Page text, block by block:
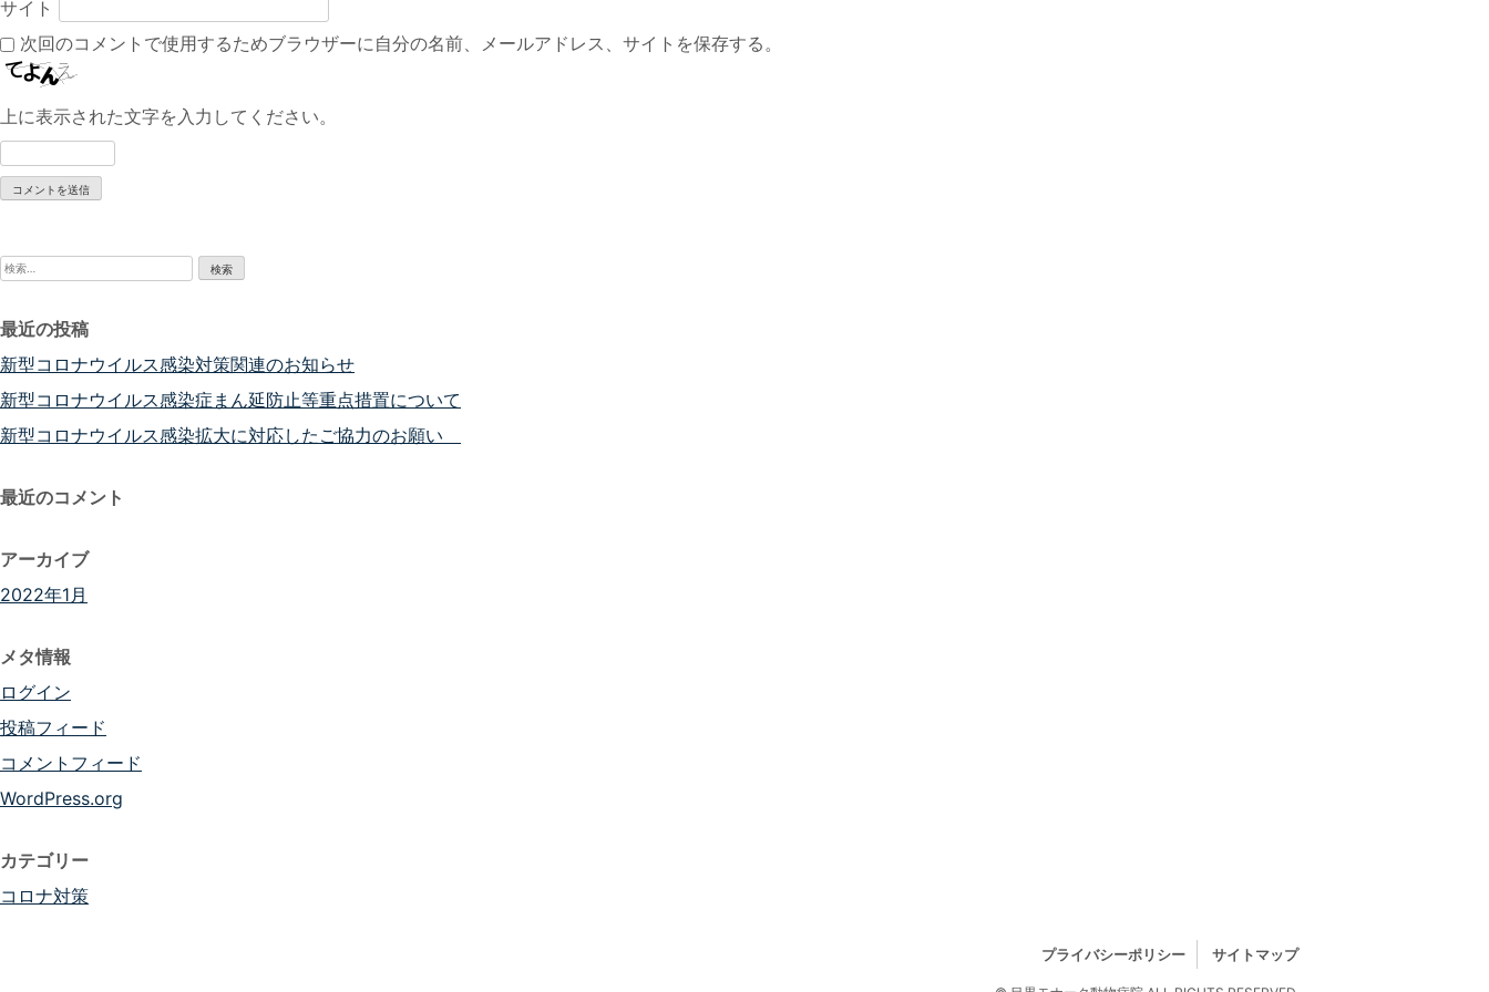
サイト
次回のコメントで使用するためブラウザーに自分の名前、メールアドレス、サイトを保存する。
上に表示された文字を入力してください。
検
最近の投稿
新型コロナウイルス感染対策関連のお知らせ
新型コロナウイルス感染症まん延防止等重点措置について
新型コロナウイルス感染拡大に対応したご協力のお願い
最近のコメント
アーカイブ
2022年1月
メタ情報
ログイン
投稿フィード
コメントフィード
WordPress.org
カテゴリー
コロナ対策
プライバシーポリシー サイトマップ